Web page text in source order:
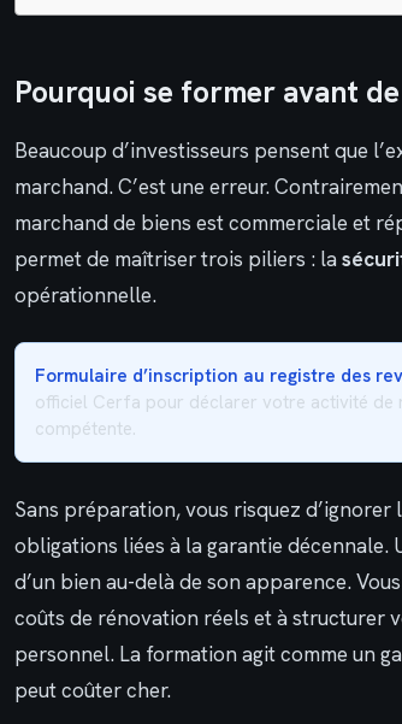
Pourquoi se former avant
Beaucoup d’investisseurs pensent que
marchand. C’est une erreur.
marchand de biens est commerciale et
permet de maîtriser trois piliers : la
opérationnelle.
Formulaire d’inscription au registre des
officiel Cerfa pour déclarer votre activité de
compétente.
Sans préparation, vous risquez d’ignorer
obligations liées à la garantie
d’un bien au-delà de son apparence.
coûts de rénovation réels et à structurer
personnel. La formation agit comme un
peut coûter cher.